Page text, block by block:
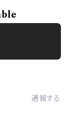
通報する